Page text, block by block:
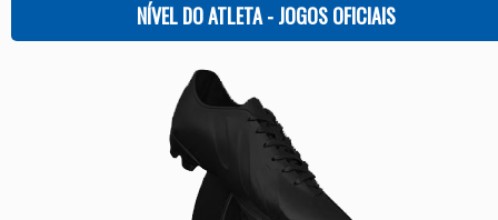
NÍVEL DO ATLETA - JOGOS OFICIAIS